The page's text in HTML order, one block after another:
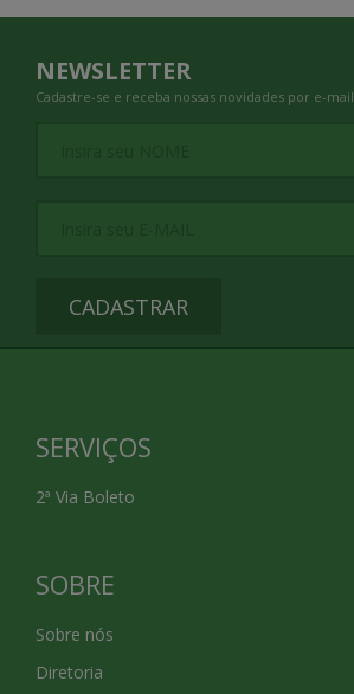
NEWSLETTER
Cadastre-se e receba nossas novidades por e-mail
CADASTRAR
SERVIÇOS
2ª Via Boleto
SOBRE
Sobre nós
Diretoria